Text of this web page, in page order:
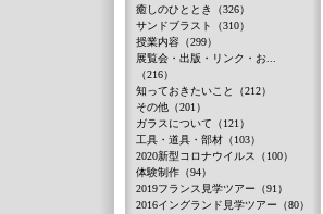
癒しのひととき（326）
サンドブラスト（310）
授業内容（299）
展覧会・出版・リンク・お...
（216）
知っておきたいこと（212）
その他（201）
ガラスについて（121）
工具・道具・部材（103）
2020新型コロナウイルス（100）
体験制作（94）
2019フランス見学ツアー（91）
2016イングランド見学ツアー（80）